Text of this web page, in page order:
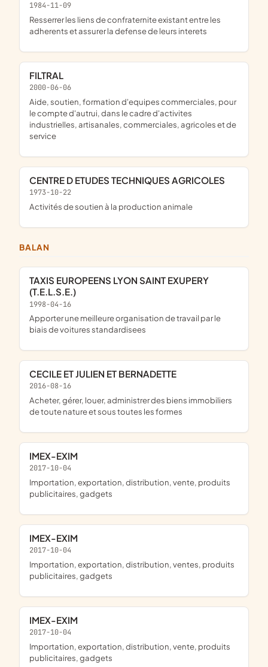
1984-11-09
resserrer les liens de confraternite existant entre les
adherents et assurer la defense de leurs interets
FILTRAL
2000-06-06
aide, soutien, formation d'equipes commerciales, pour
le compte d'autrui, dans le cadre d'activites
industrielles, artisanales, commerciales, agricoles et de
service
CENTRE D ETUDES TECHNIQUES AGRICOLES
1973-10-22
Activités de soutien à la production animale
BALAN
TAXIS EUROPEENS LYON SAINT EXUPERY
(T.E.L.S.E.)
1998-04-16
apporter une meilleure organisation de travail par le
biais de voitures standardisees
CECILE ET JULIEN ET BERNADETTE
2016-08-16
acheter, gérer, louer, administrer des biens immobiliers
de toute nature et sous toutes les formes
IMEX-EXIM
2017-10-04
importation, exportation, distribution, vente, produits
publicitaires, gadgets
IMEX-EXIM
2017-10-04
importation, exportation, distribution, ventes, produits
publicitaires, gadgets
IMEX-EXIM
2017-10-04
importation, exportation, distribution, vente, produits
publicitaires, gadgets